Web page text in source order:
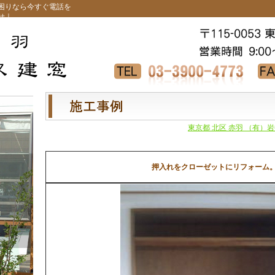
リフォームでお困りなら今
｜
東京都 北区 赤羽 （有）
押入れをクローゼットにリフォーム